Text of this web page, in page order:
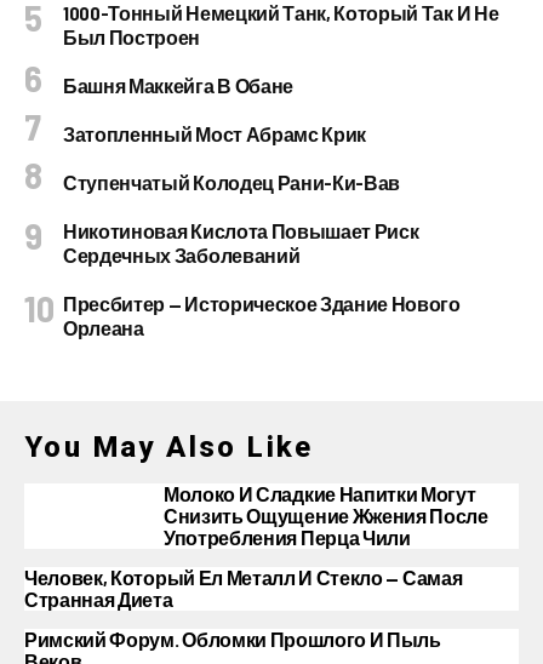
1000-Тонный Немецкий Танк, Который Так И Не
Был Построен
Башня Маккейга В Обане
Затопленный Мост Абрамс Крик
Ступенчатый Колодец Рани-Ки-Вав
Никотиновая Кислота Повышает Риск
Сердечных Заболеваний
Пресбитер — Историческое Здание Нового
Орлеана
You May Also Like
Молоко И Сладкие Напитки Могут
Снизить Ощущение Жжения После
Употребления Перца Чили
Человек, Который Ел Металл И Стекло — Самая
Странная Диета
Римский Форум. Обломки Прошлого И Пыль